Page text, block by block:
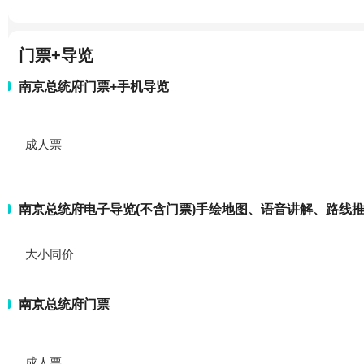
门票+导览
南京总统府门票+手机导览
成人票
南京总统府电子导览(不含门票)手绘地图、语音讲解、路线
大小同价
南京总统府门票